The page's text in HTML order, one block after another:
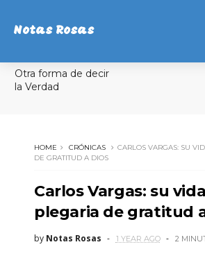
Notas Rosas
Otra forma de decir
la Verdad
HOME CRÓNICAS
CARLOS VARGAS: SU
DE GRATITUD A DIOS
Carlos Vargas: su
plegaria de gratitud
by Notas Rosas 1 YEAR AGO 2